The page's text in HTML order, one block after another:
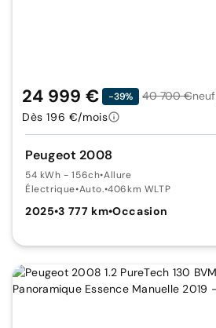
Peugeot 2008
54 kWh - 156ch•Allure
Électrique•Auto.•406km WLTP
2025•3 777 km•Occasion
24 999 € -39% 40 700 €neuf
Dès 196 €/mois